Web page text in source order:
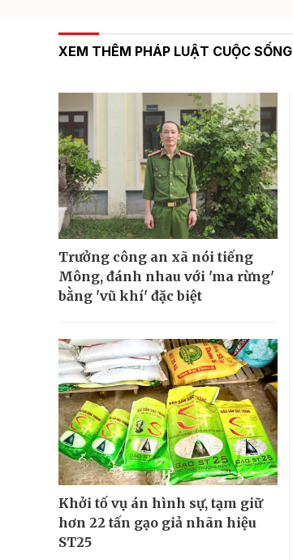
XEM THÊM PHÁP LUẬT CUỘC SỐNG
Trưởng công an xã nói tiếng
Mông, đánh nhau với 'ma rừng'
bằng 'vũ khí' đặc biệt
Khởi tố vụ án hình sự, tạm giữ
hơn 22 tấn gạo giả nhãn hiệu
ST25